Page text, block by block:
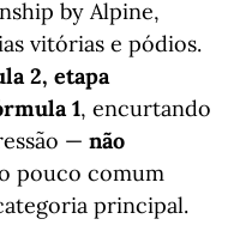
by Alpine,
vitórias e pódios.
2, etapa
1, encurtando
— não
pouco comum
principal.